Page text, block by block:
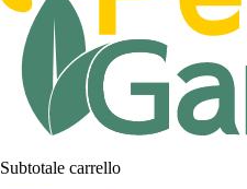
Subtotale carrello